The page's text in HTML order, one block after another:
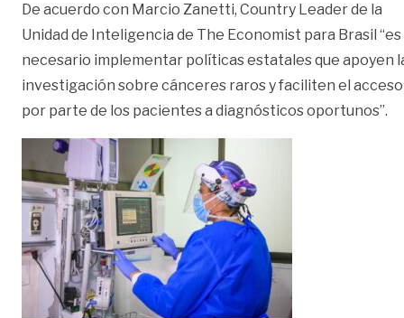
De acuerdo con Marcio Zanetti, Country Leader de la
Unidad de Inteligencia de The Economist para Brasil “es
necesario implementar políticas estatales que apoyen
investigación sobre cánceres raros y faciliten el acceso
por parte de los pacientes a diagnósticos oportunos”.